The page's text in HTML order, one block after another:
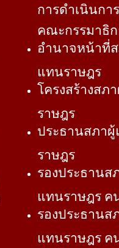
การดำเนินกา
คณะกรรมาธิก
อำนาจหน้าที่
แทนราษฎร
โครงสร้างสภ
ราษฎร
ประธานสภา
ราษฎร
รองประธานส
แทนราษฎร ค
รองประธานส
แทนราษฎร ค